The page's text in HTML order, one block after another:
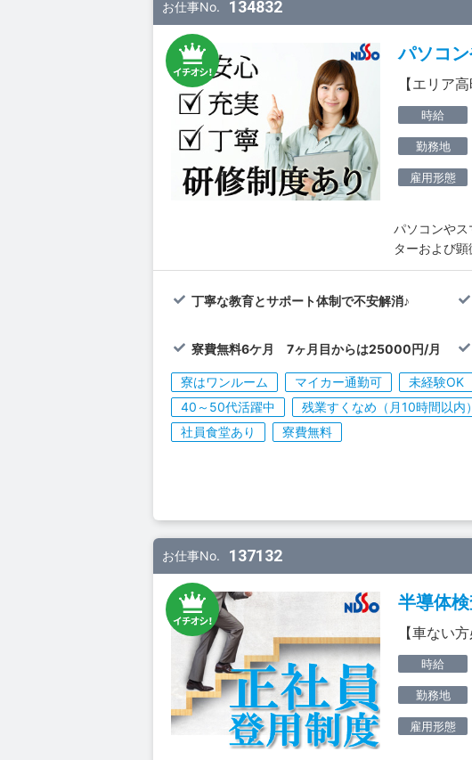
お仕事No. 134832
パソコ
【エリア
時給
勤務地
雇用形態
パソコンや
ターおよび
丁寧な教育とサポート体制で不安解消♪
寮費無料6ケ月 7ヶ月目からは25000円/月
寮はワンルーム マイカー通勤可 未経験OK
40～50代活躍中
残業すくなめ（月10時間以内）
社員食堂あり
寮費無料
お仕事No. 137132
半導体
【車ない
時給
勤務地
雇用形態